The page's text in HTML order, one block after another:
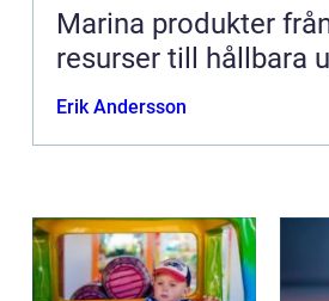
Marina produkter från havets
resurser till hållbara
Erik Andersson